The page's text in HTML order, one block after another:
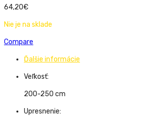
64,20€
Nie je na sklade
Compare
Ďalšie informácie
Veľkosť:
200-250 cm
Upresnenie: